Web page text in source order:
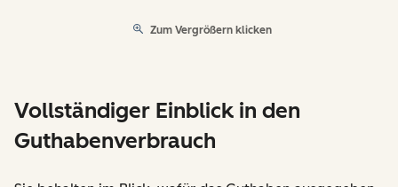
Zum Vergrößern klicken
Vollständiger Einblick in den
Guthabenverbrauch